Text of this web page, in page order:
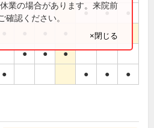
● ●
● ● ●
● ● ● ●
業の場合があります。来院前
確認ください。
×閉じる